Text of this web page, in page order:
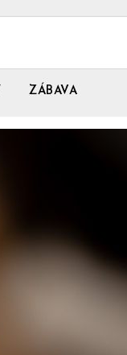
ZÁBAVA